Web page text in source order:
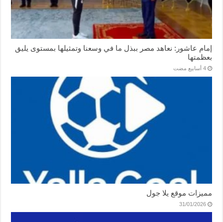
إمام عاشور: نعاهد مصر ببذل ما في وسعنا وتمثيلها بمستوى يليق
بعظمتها
‏4 أسابيع مضت
مميزات موقع يلا جول
31/01/2026